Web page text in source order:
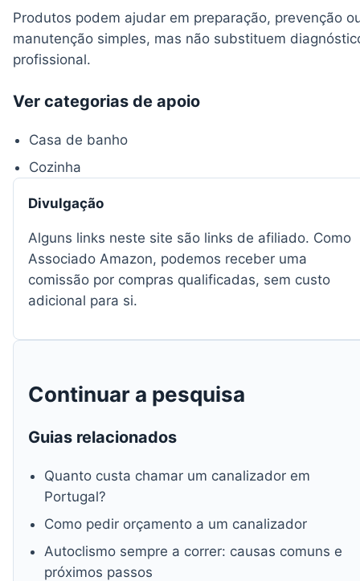
Produtos podem ajudar em preparação, prevenção
manutenção simples, mas não substituem
profissional.
Ver categorias de apoio
Casa de banho
Cozinha
Divulgação
Alguns links neste site são links de afiliado. Como
Associado Amazon, podemos receber uma
comissão por compras qualificadas, sem custo
adicional para si.
Continuar a pesquisa
Guias relacionados
Quanto custa chamar um canalizador em
Portugal?
Como pedir orçamento a um canalizador
Autoclismo sempre a correr: causas comuns e
próximos passos